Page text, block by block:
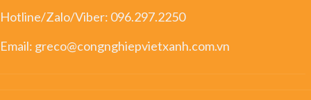
Hotline/Zalo/Viber: 096.297.2250
Email: greco@congnghiepvietxanh.com.vn